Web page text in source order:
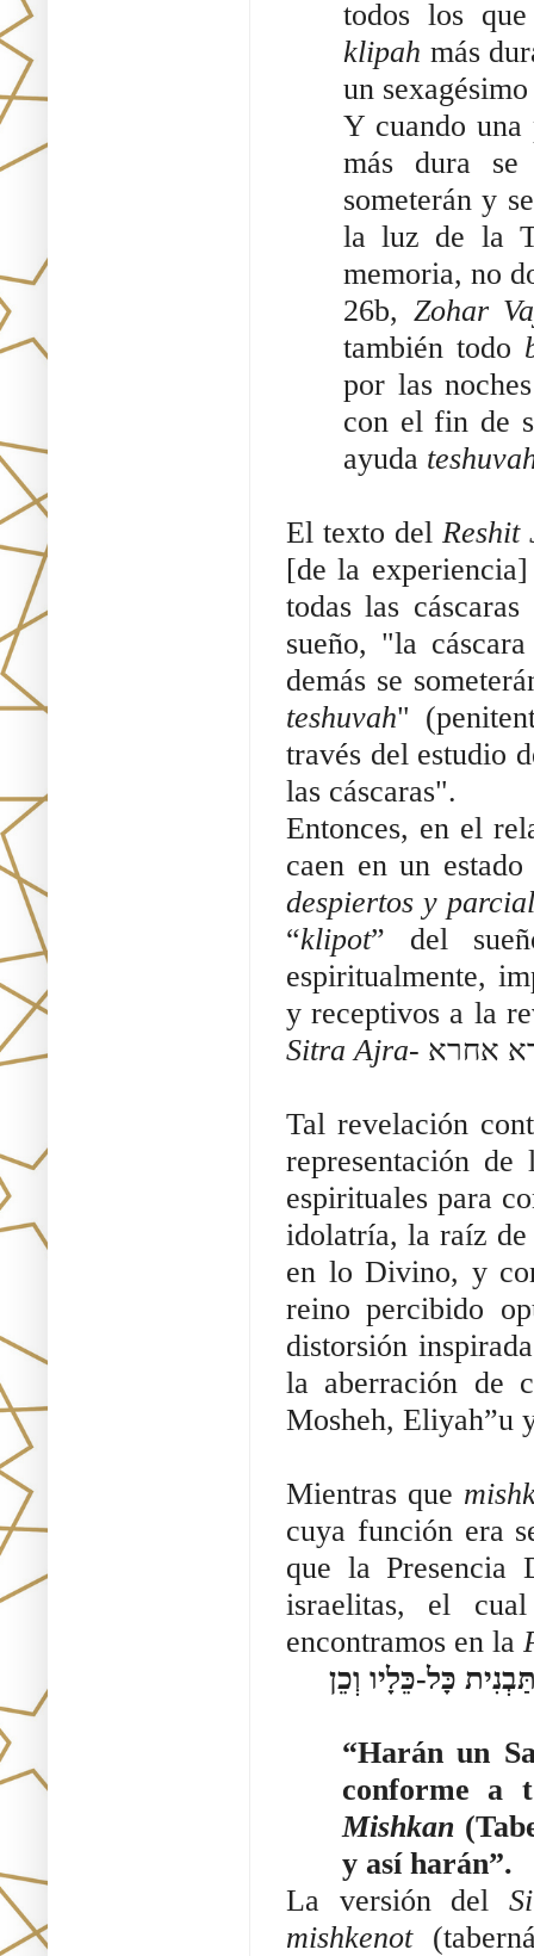
todos los
klipah más
un
Y cuando
más dura se
someterán y
la luz de la
memoria, no
26b, Zohar
también todo
por las
con el fin de
ayuda
El texto del Reshit
[de la
todas las
sueño, "la
demás se
teshuvah"
través del estudio
las cáscaras".
Entonces, en el
caen en un
despiertos y
“klipot” del
espiritualmente,
y receptivos a la
Sitra Ajra
Tal revelación
representación
espirituales para
idolatría, la raíz
en lo Divino, y
reino percibido
distorsión
la aberración de
Mosheh, Eliyah”u
Mientras que
cuya función era
que la
israelitas, el
encontramos en la
כָּל-כֵּלָיו וְכֵן
“Harán un
conforme a
Mishkan
y así harán”.
La versión del
mishkenot